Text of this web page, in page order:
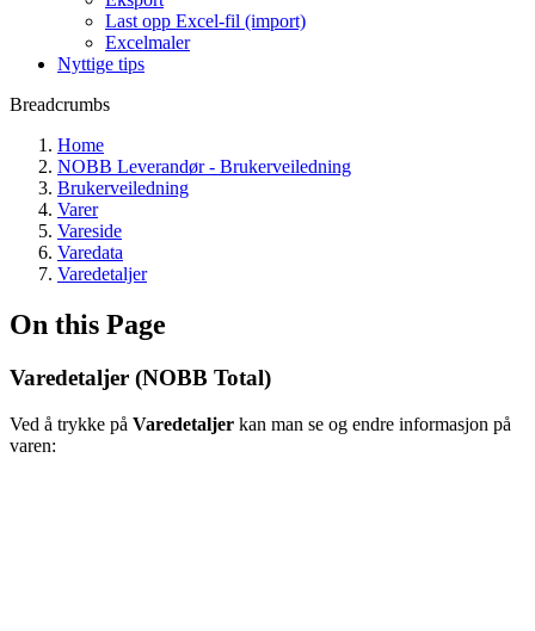
Last opp Excel-fil (import)
Excelmaler
Nyttige tips
Breadcrumbs
Home
NOBB Leverandør - Brukerveiledning
Brukerveiledning
Varer
Vareside
Varedata
Varedetaljer
On this Page
Varedetaljer (NOBB Total)
Ved å trykke på Varedetaljer kan man se og endre informasjon på
varen: